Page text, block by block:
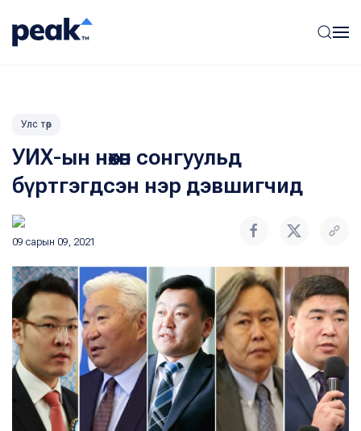
Улс төр
УИХ-ын нөхөн сонгуульд
бүртгэгдсэн нэр дэвшигчид
09 сарын 09, 2021